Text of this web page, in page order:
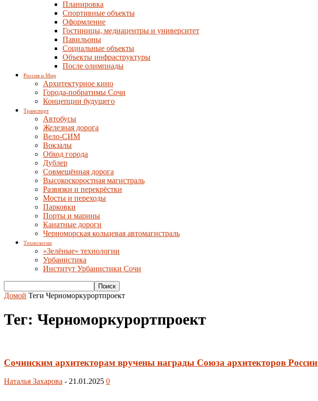
Планировка
Спортивные объекты
Оформление
Гостиницы, медиацентры и университет
Павильоны
Социальные объекты
Объекты инфраструктуры
После олимпиады
Россия и Мир
Архитектурное кино
Города-побратимы Сочи
Концепции будущего
Транспорт
Автобусы
Железная дорога
Вело-СИМ
Вокзалы
Обход города
Дублер
Совмещённая дорога
Высокоскоростная магистраль
Развязки и перекрёстки
Мосты и переходы
Парковки
Порты и марины
Канатные дороги
Черноморская кольцевая автомагистраль
Технологии
«Зелёные» технологии
Урбанистика
Институт Урбанистики Сочи
Домой Теги Черноморкурортпроект
Тег: Черноморкурортпроект
Сочинским архитекторам вручены награды Союза архитекторов России
Наталья Захарова - 21.01.2025 0